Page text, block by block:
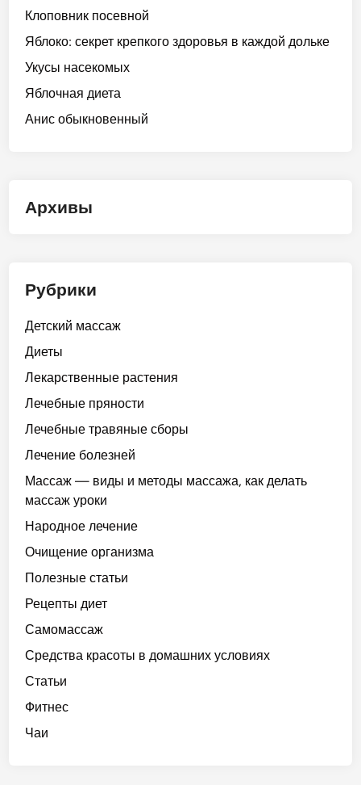
Клоповник посевной
Яблоко: секрет крепкого здоровья в каждой дольке
Укусы насекомых
Яблочная диета
Анис обыкновенный
Архивы
Рубрики
Детский массаж
Диеты
Лекарственные растения
Лечебные пряности
Лечебные травяные сборы
Лечение болезней
Массаж — виды и методы массажа, как делать
массаж уроки
Народное лечение
Очищение организма
Полезные статьи
Рецепты диет
Самомассаж
Средства красоты в домашних условиях
Статьи
Фитнес
Чаи